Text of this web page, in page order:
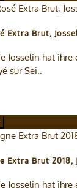
Extra Brut,
Josselin hat ihre
sur Sei..
Extra Brut 2018,
Josselin hat ihre